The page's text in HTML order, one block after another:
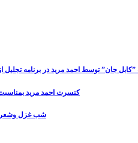
”کابل جان” توسط احمد مرید در برنامه
کنسرت احمد مرید
شب غزل وشعر